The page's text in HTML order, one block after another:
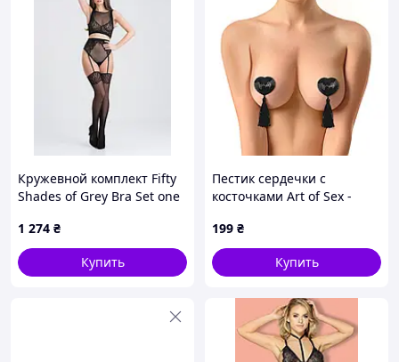
Кружевной комплект Fifty
Shades of Grey Bra Set one
1 274 ₴
Купить
Пестик сердечки с
косточками Art of Sex -
199 ₴
Купить